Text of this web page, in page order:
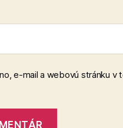
e-mail a webovú stránku v